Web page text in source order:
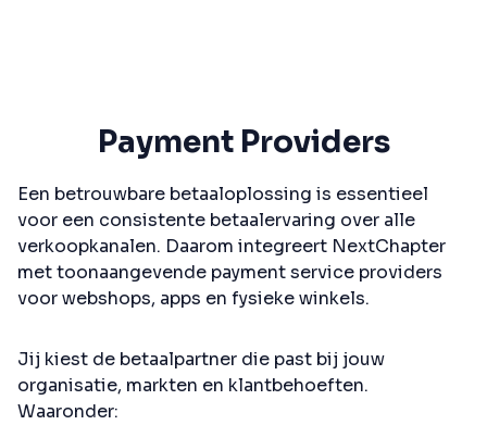
Payment Providers
Een betrouwbare betaaloplossing is essentieel
voor een consistente betaalervaring over alle
verkoopkanalen. Daarom integreert NextChapter
met toonaangevende payment service providers
voor webshops, apps en fysieke winkels.
Jij kiest de betaalpartner die past bij jouw
organisatie, markten en klantbehoeften.
Waaronder: